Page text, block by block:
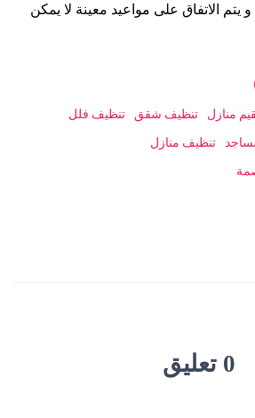
الاتفاق على مواعيد معينة لا يمكن
منازل تنظيف شقق
تنظيف فلل
تنظيف منازل
0 تعليق